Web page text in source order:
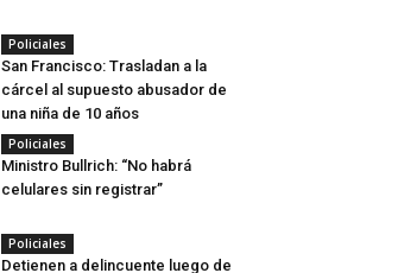
Policiales
San Francisco: Trasladan a la
cárcel al supuesto abusador de
una niña de 10 años
Policiales
Ministro Bullrich: “No habrá
celulares sin registrar”
Policiales
Detienen a delincuente luego de